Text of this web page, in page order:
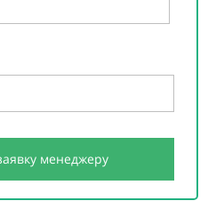
менеджеру